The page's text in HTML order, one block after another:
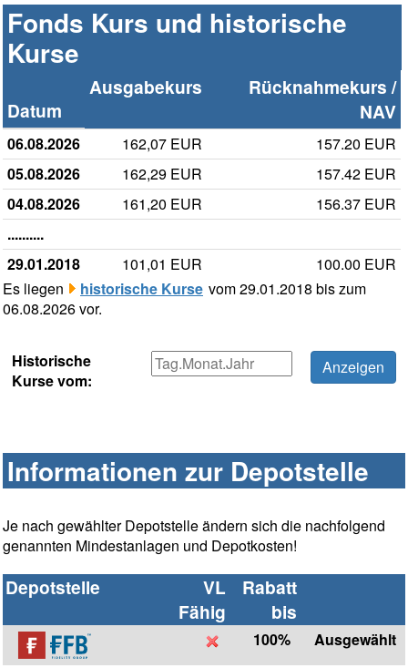
Fonds Kurs und historische
Kurse
Datum
Ausgabekurs
Rücknahmekurs /
NAV
06.08.2026 162,07 EUR
157.20 EUR
05.08.2026
162,29 EUR
157.42 EUR
04.08.2026
161,20 EUR
156.37 EUR
..........
29.01.2018
101,01 EUR
100.00 EUR
Es liegen
historische Kurse vom 29.01.2018 bis zum
06.08.2026 vor.
Historische
Kurse vom:
Informationen zur Depotstelle
Je nach gewählter Depotstelle ändern sich die nachfolgend
genannten Mindestanlagen und Depotkosten!
Depotstelle
VL
Fähig
Rabatt
bis
100%
Ausgewählt